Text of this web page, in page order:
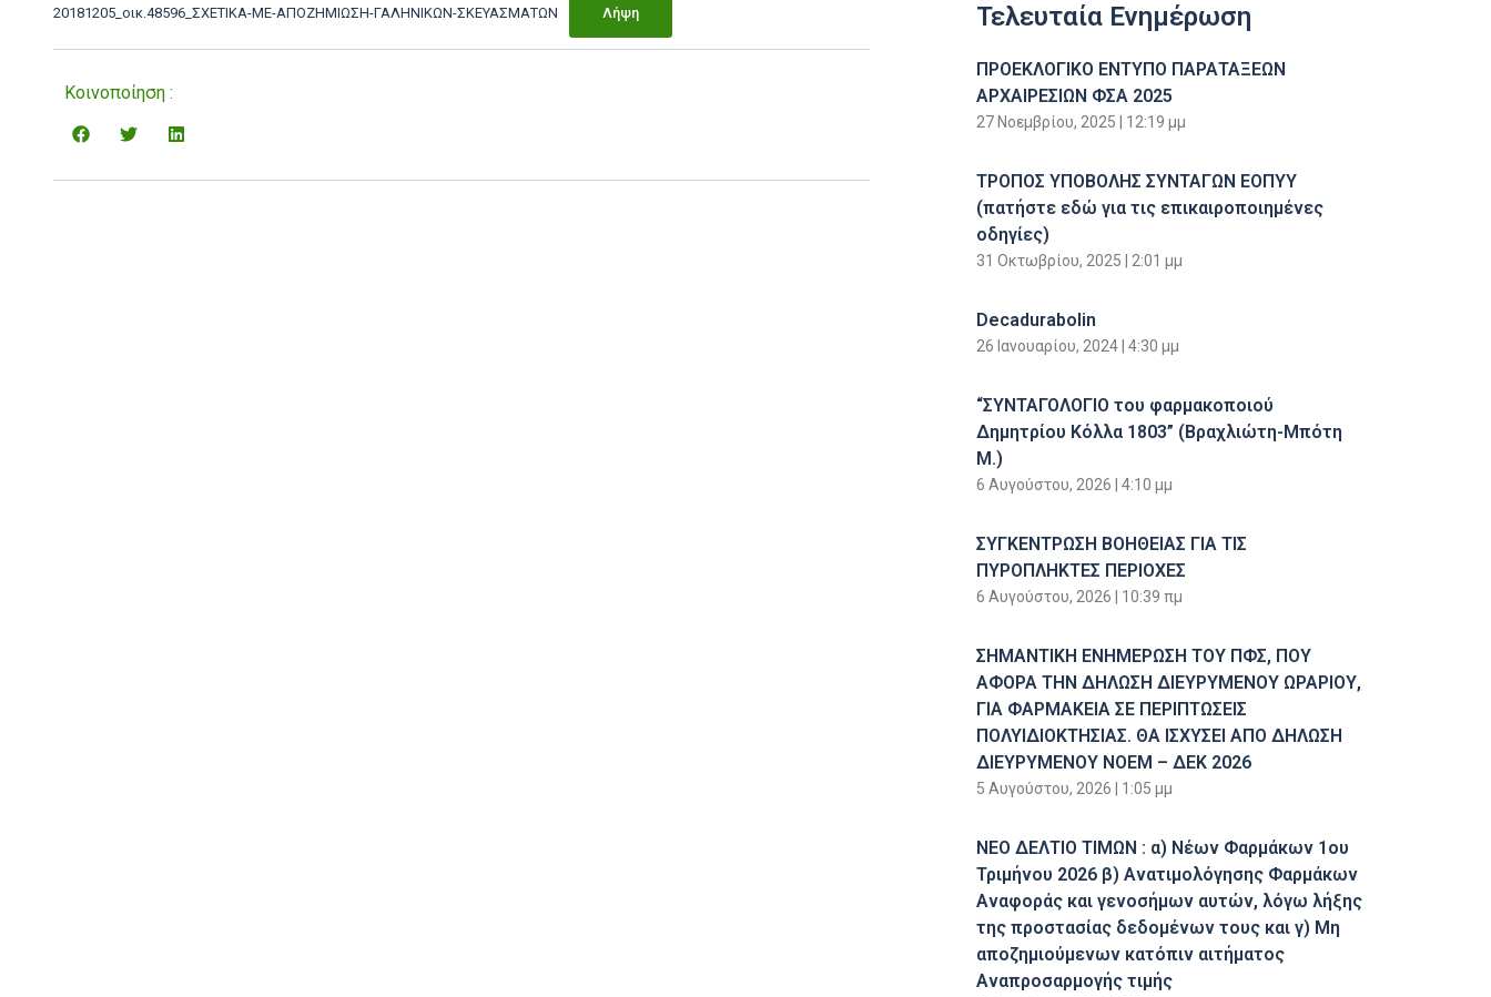
20181205_οικ.48596_ΣΧΕΤΙΚΑ-ΜΕ-ΑΠΟΖΗΜΙΩΣΗ-ΓΑΛΗΝΙΚΩΝ-ΣΚΕΥΑΣΜΑΤΩΝ Λήψη
Κοινοποίηση :
Τελευταία Ενημέρωση
ΠΡΟΕΚΛΟΓΙΚΟ ΕΝΤΥΠΟ ΠΑΡΑΤΑΞΕΩΝ
ΑΡΧΑΙΡΕΣΙΩΝ ΦΣΑ 2025
27 Νοεμβρίου, 2025 12:19 μμ
ΤΡΟΠΟΣ ΥΠΟΒΟΛΗΣ ΣΥΝΤΑΓΩΝ ΕΟΠΥΥ
(πατήστε εδώ για τις επικαιροποιημένες
οδηγίες)
31 Οκτωβρίου, 2025 2:01 μμ
Decadurabolin
26 Ιανουαρίου, 2024 4:30 μμ
“ΣΥΝΤΑΓΟΛΟΓΙΟ του φαρμακοποιού
Δημητρίου Κόλλα 1803” (Βραχλιώτη-Μπότη
Μ.)
6 Αυγούστου, 2026 4:10 μμ
ΣΥΓΚΕΝΤΡΩΣΗ ΒΟΗΘΕΙΑΣ ΓΙΑ ΤΙΣ
ΠΥΡΟΠΛΗΚΤΕΣ ΠΕΡΙΟΧΕΣ
6 Αυγούστου, 2026 10:39 πμ
ΣΗΜΑΝΤΙΚΗ ΕΝΗΜΕΡΩΣΗ ΤΟΥ ΠΦΣ, ΠΟΥ
ΑΦΟΡΑ ΤΗΝ ΔΗΛΩΣΗ ΔΙΕΥΡΥΜΕΝΟΥ ΩΡΑΡΙΟΥ,
ΓΙΑ ΦΑΡΜΑΚΕΙΑ ΣΕ ΠΕΡΙΠΤΩΣΕΙΣ
ΠΟΛΥΙΔΙΟΚΤΗΣΙΑΣ. ΘΑ ΙΣΧΥΣΕΙ ΑΠΟ ΔΗΛΩΣΗ
ΔΙΕΥΡΥΜΕΝΟΥ ΝΟΕΜ – ΔΕΚ 2026
5 Αυγούστου, 2026 1:05 μμ
ΝΕΟ ΔΕΛΤΙΟ ΤΙΜΩΝ : α) Νέων Φαρμάκων 1ου
Τριμήνου 2026 β) Ανατιμολόγησης Φαρμάκων
Αναφοράς και γενοσήμων αυτών, λόγω λήξης
της προστασίας δεδομένων τους και γ) Μη
αποζημιούμενων κατόπιν αιτήματος
Αναπροσαρμογής τιμής